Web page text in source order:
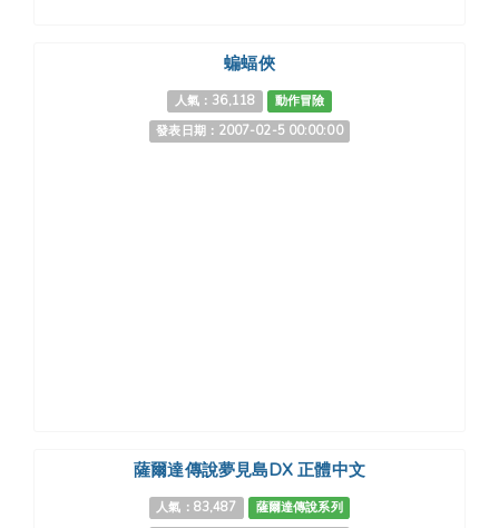
蝙蝠俠
人氣：36,118
動作冒險
發表日期：2007-02-5 00:00:00
薩爾達傳說夢見島DX 正體中文
人氣：83,487
薩爾達傳說系列